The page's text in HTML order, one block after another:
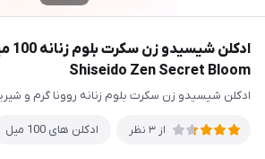
Shiseido Zen Secret Bloom
ادکلن شیسیدو زن سکرت بلوم زنانه روونا گرم و
از 3 نظر ادکلن های 100 میل